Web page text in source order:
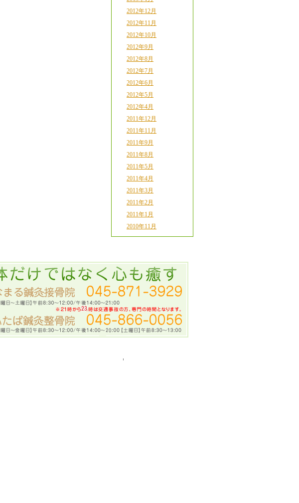
2012年12月
2012年11月
2012年10月
2012年9月
2012年8月
2012年7月
2012年6月
2012年5月
2012年4月
2011年12月
2011年11月
2011年9月
2011年8月
2011年5月
2011年4月
2011年3月
2011年2月
2011年1月
2010年11月